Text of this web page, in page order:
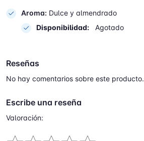
Aroma: Dulce y almendrado
Disponibilidad:
Agotado
Reseñas
No hay comentarios sobre este producto.
Escribe una reseña
Valoración: